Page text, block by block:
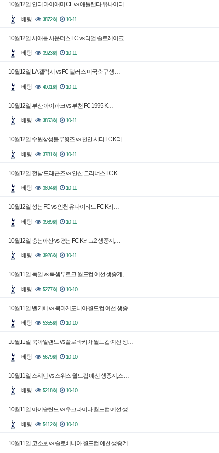
10월12일 인터 마이애미 CF vs 애틀랜타 유나이티…
베팅 3872회 10-11
10월12일 시애틀 사운더스 FC vs 리얼 솔트레이크…
베팅 3923회 10-11
10월12일 LA 갤럭시 vs FC 댈러스 미국축구 생…
베팅 4001회 10-11
10월12일 부산 아이파크 vs 부천 FC 1995 K…
베팅 3853회 10-11
10월12일 수원삼성블루윙즈 vs 천안 시티 FC K리…
베팅 3781회 10-11
10월12일 전남 드래곤즈 vs 안산 그리너스 FC K…
베팅 3894회 10-11
10월12일 성남 FC vs 인천 유나이티드 FC K리…
베팅 3989회 10-11
10월12일 충남아산 vs 경남 FC K리그2 생중계,…
베팅 3926회 10-11
10월11일 독일 vs 룩셈부르크 월드컵 예선 생중계,…
베팅 5277회 10-10
10월11일 벨기에 vs 북마케도니아 월드컵 예선 생중…
베팅 5355회 10-10
10월11일 북아일랜드 vs 슬로바키아 월드컵 예선 생…
베팅 5679회 10-10
10월11일 스웨덴 vs 스위스 월드컵 예선 생중계,스…
베팅 5218회 10-10
10월11일 아이슬란드 vs 우크라이나 월드컵 예선 생…
베팅 5412회 10-10
10월11일 코소보 vs 슬로베니아 월드컵 예선 생중계…